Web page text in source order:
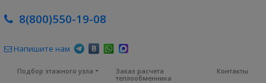
8(800)550-19-08
Напишите нам
Подбор этажного узла
Заказ расчета
теплообменника
Контакты